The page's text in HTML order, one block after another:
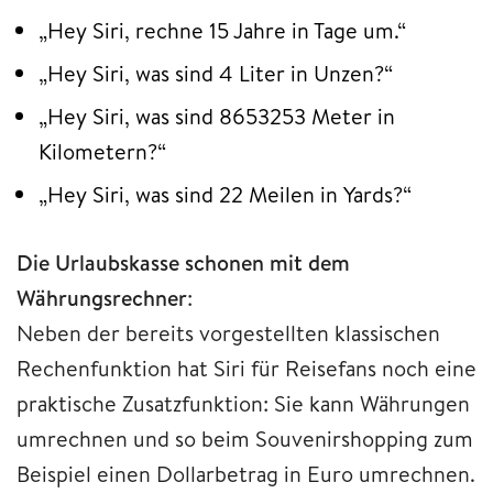
„Hey Siri, rechne 15 Jahre in Tage um.“
„Hey Siri, was sind 4 Liter in Unzen?“
„Hey Siri, was sind 8653253 Meter in
Kilometern?“
„Hey Siri, was sind 22 Meilen in Yards?“
Die Urlaubskasse schonen mit dem
Währungsrechner:
Neben der bereits vorgestellten klassischen
Rechenfunktion hat Siri für Reisefans noch eine
praktische Zusatzfunktion: Sie kann Währungen
umrechnen und so beim Souvenirshopping zum
Beispiel einen Dollarbetrag in Euro umrechnen.